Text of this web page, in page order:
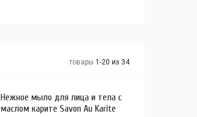
товары 1-20 из 34
Нежное мыло для лица и тела с
маслом карите Savon Au Karite